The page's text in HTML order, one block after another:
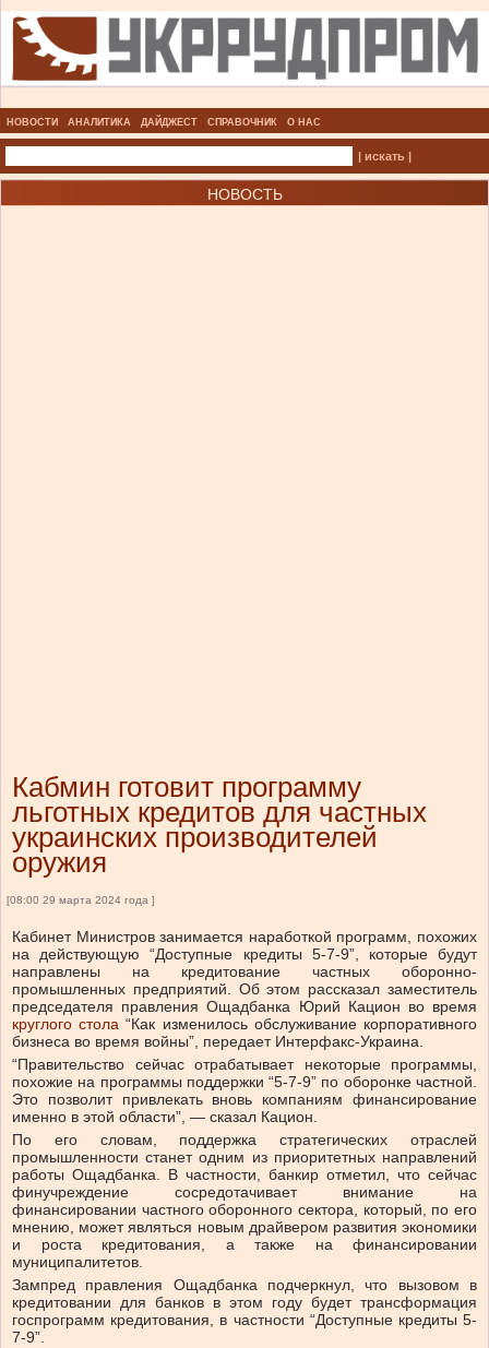
НОВОСТИ АНАЛИТИКА ДАЙДЖЕСТ СПРАВОЧНИК О НАС
| искать |
НОВОСТЬ
Кабмин готовит программу
льготных кредитов для частных
украинских производителей
оружия
[08:00 29 марта 2024 года ]
Кабинет Министров занимается наработкой программ, похожих
на действующую “Доступные кредиты 5-7-9”, которые будут
направлены на кредитование частных оборонно-
промышленных предприятий. Об этом рассказал заместитель
председателя правления Ощадбанка Юрий Кацион во время
круглого стола “Как изменилось обслуживание корпоративного
бизнеса во время войны”, передает Интерфакс-Украина.
“Правительство сейчас отрабатывает некоторые программы,
похожие на программы поддержки “5-7-9” по оборонке частной.
Это позволит привлекать вновь компаниям финансирование
именно в этой области”, — сказал Кацион.
По его словам, поддержка стратегических отраслей
промышленности станет одним из приоритетных направлений
работы Ощадбанка. В частности, банкир отметил, что сейчас
финучреждение сосредотачивает внимание на
финансировании частного оборонного сектора, который, по его
мнению, может являться новым драйвером развития экономики
и роста кредитования, а также на финансировании
муниципалитетов.
Зампред правления Ощадбанка подчеркнул, что вызовом в
кредитовании для банков в этом году будет трансформация
госпрограмм кредитования, в частности “Доступные кредиты 5-
7-9”.